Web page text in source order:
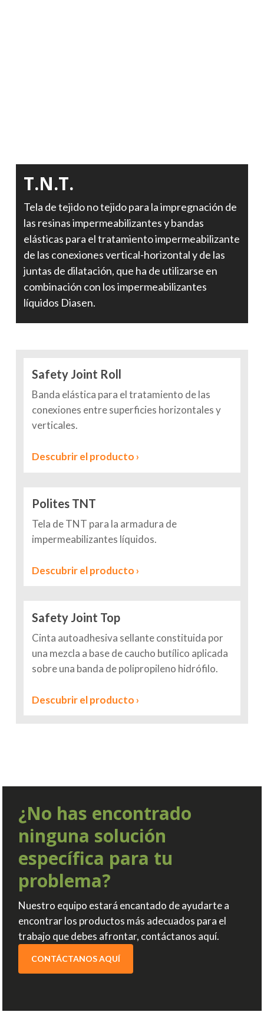
T.N.T.
Tela de tejido no tejido para la impregnación de
las resinas impermeabilizantes y bandas
elásticas para el tratamiento impermeabilizante
de las conexiones vertical-horizontal y de las
juntas de dilatación, que ha de utilizarse en
combinación con los impermeabilizantes
líquidos Diasen.
Safety Joint Roll
Banda elástica para el tratamiento de las
conexiones entre superficies horizontales y
verticales.
Descubrir el producto ›
Polites TNT
Tela de TNT para la armadura de
impermeabilizantes líquidos.
Descubrir el producto ›
Safety Joint Top
Cinta autoadhesiva sellante constituida por
una mezcla a base de caucho butílico aplicada
sobre una banda de polipropileno hidrófilo.
Descubrir el producto ›
¿No has encontrado
ninguna solución
específica para tu
problema?
Nuestro equipo estará encantado de ayudarte a
encontrar los productos más adecuados para el
trabajo que debes afrontar, contáctanos aquí.
CONTÁCTANOS AQUÍ